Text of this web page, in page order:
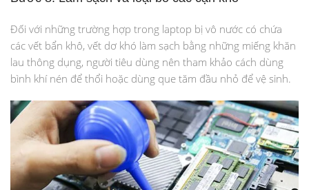
Đối với những trường hợp trong laptop bị vô nước có chứa
các vết bẩn khô, vết dơ khó làm sạch bằng những miếng khăn
lau thông dụng, người tiêu dùng nên tham khảo cách dùng
bình khí nén để thổi hoặc dùng que tăm đầu nhỏ để vệ sinh.